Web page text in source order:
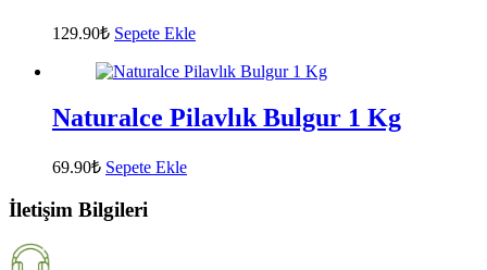
129.90₺ Sepete Ekle
Naturalce Pilavlık Bulgur 1 Kg
69.90₺ Sepete Ekle
İletişim Bilgileri